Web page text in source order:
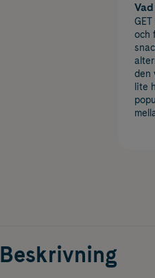
och
den
lite
Beskrivning